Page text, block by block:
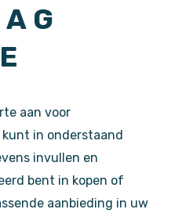
aan voor
in onderstaand
invullen en
bent in kopen of
aanbieding in uw